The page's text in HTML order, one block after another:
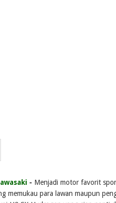
- Menjadi motor favorit
memukau para lawan maupun